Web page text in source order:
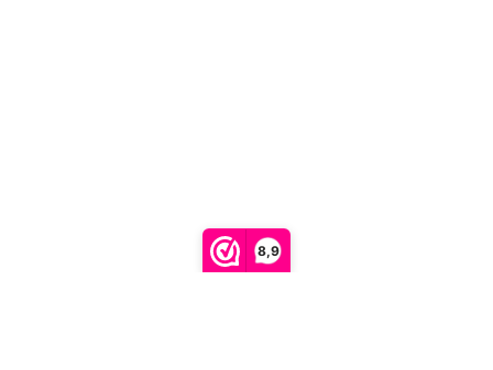
8,9